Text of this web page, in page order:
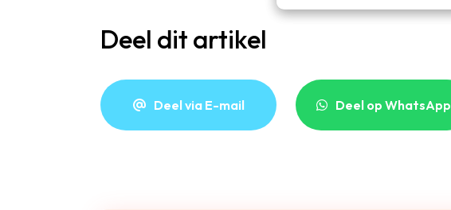
Deel dit artikel
Deel via E-mail Deel op WhatsApp